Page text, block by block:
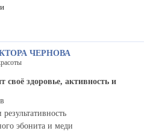
ЧЕРНОВА
своё здоровье, активность и
эбонита и меди